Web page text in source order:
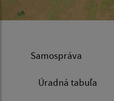
Samospráva
Úradná tabuľa